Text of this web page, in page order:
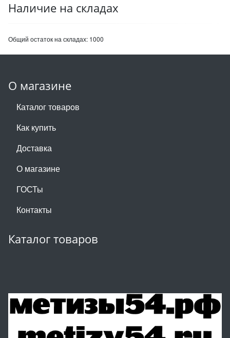
Наличие на складах
Общий остаток на складах: 1000
О магазине
Каталог товаров
Как купить
Доставка
О магазине
ГОСТы
Контакты
Каталог товаров